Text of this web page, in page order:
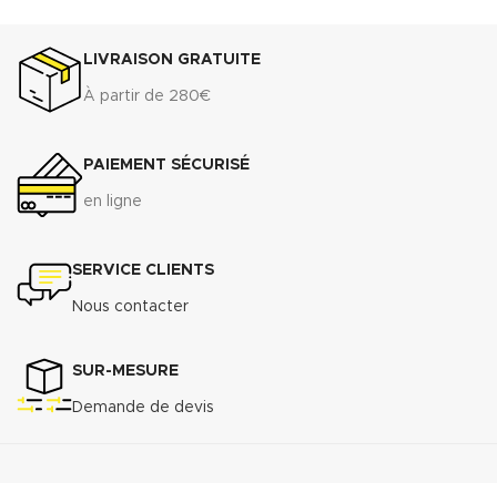
LIVRAISON GRATUITE
À partir de 280€
PAIEMENT SÉCURISÉ
en ligne
SERVICE CLIENTS
Nous contacter
SUR-MESURE
Demande de devis